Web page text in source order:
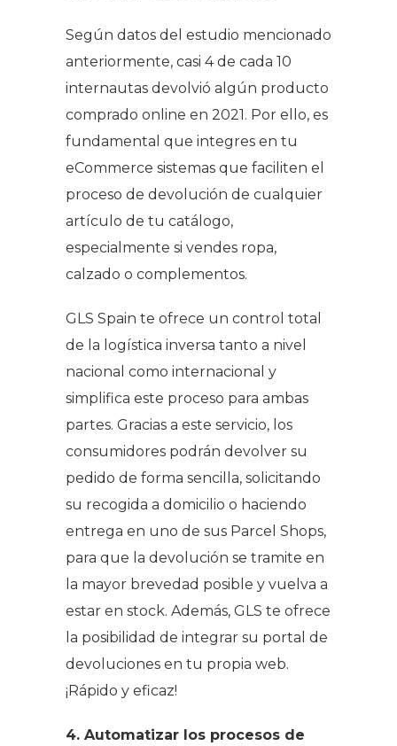
Según datos del estudio mencionado
anteriormente, casi 4 de cada 10
internautas devolvió algún producto
comprado online en 2021. Por ello, es
fundamental que integres en tu
eCommerce sistemas que faciliten el
proceso de devolución de cualquier
artículo de tu catálogo,
especialmente si vendes ropa,
calzado o complementos.
GLS Spain te ofrece un control total
de la logística inversa tanto a nivel
nacional como internacional y
simplifica este proceso para ambas
partes. Gracias a este servicio, los
consumidores podrán devolver su
pedido de forma sencilla, solicitando
su recogida a domicilio o haciendo
entrega en uno de sus Parcel Shops,
para que la devolución se tramite en
la mayor brevedad posible y vuelva a
estar en stock. Además, GLS te ofrece
la posibilidad de integrar su portal de
devoluciones en tu propia web.
¡Rápido y eficaz!
4. Automatizar los procesos de